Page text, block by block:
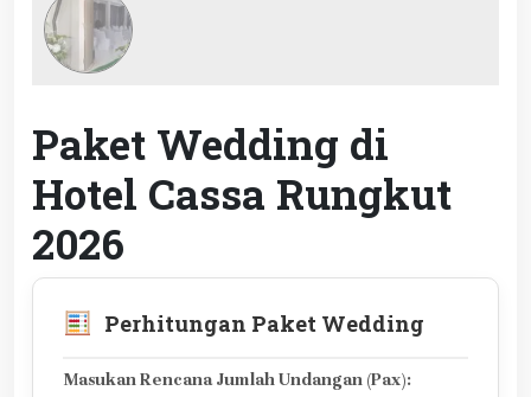
Paket Wedding di
Hotel Cassa Rungkut
2026
Perhitungan Paket Wedding
Masukan Rencana Jumlah Undangan (Pax):